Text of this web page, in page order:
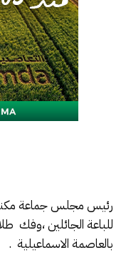
رئيس مجلس جماعة
للباعة الجائلين ،وفك
بالعاصمة الاسماعيلية .